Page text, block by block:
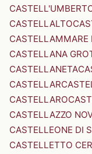
CASTELLALTO
CASTELLAMMARE
CASTELLANA
CASTELLANETA
CASTELLAR
CASTELLARO
CASTELLAZZO
CASTELLEONE DI
CASTELLETTO